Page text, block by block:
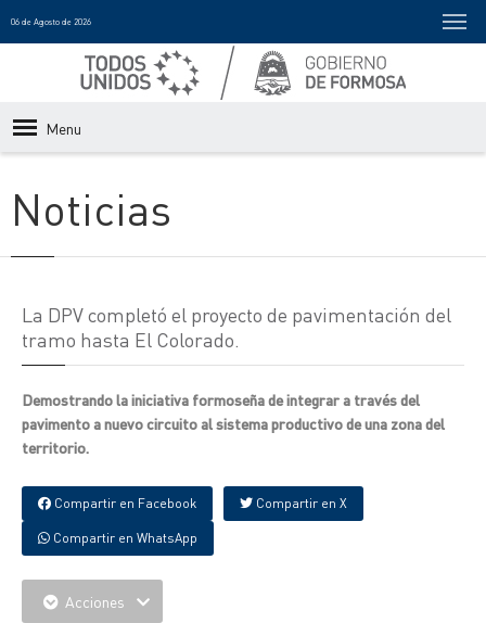
06 de Agosto de 2026
Menu
Noticias
La DPV completó el proyecto de pavimentación del
tramo hasta El Colorado.
Demostrando la iniciativa formoseña de integrar a través del
pavimento a nuevo circuito al sistema productivo de una zona del
territorio.
Compartir en Facebook Compartir en X
Compartir en WhatsApp
Acciones